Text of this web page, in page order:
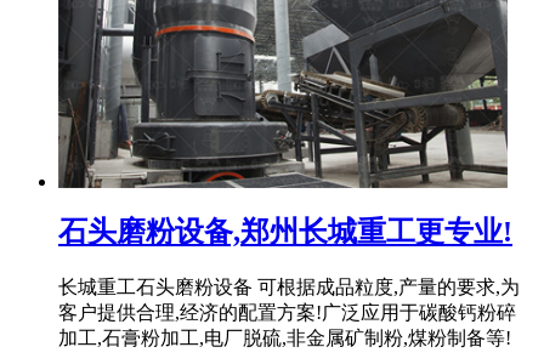
石头磨粉设备,郑州长城重工更专业!
长城重工石头磨粉设备 可根据成品粒度,产量的要求,为
客户提供合理,经济的配置方案!广泛应用于碳酸钙粉碎
加工,石膏粉加工,电厂脱硫,非金属矿制粉,煤粉制备等!